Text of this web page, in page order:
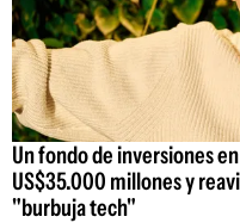
Un fondo de inversiones
US$35.000 millones y
"burbuja tech"